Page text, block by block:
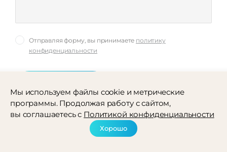
Отправляя форму, вы принимаете политику
конфиденциальности
Мы используем файлы cookie и метрические
программы. Продолжая работу с сайтом,
вы соглашаетесь с Политикой конфиденциальности
Хорошо